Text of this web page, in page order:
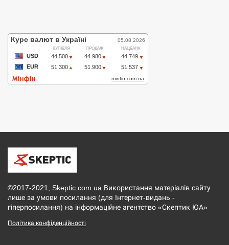
©2017-2021, Skeptic.com.ua Використання матеріалів сайту
лише за умови посилання (для Інтернет-видань -
гіперпосилання) на інформаційне агентство «Скептик ЮА»
Політика конфіденційності